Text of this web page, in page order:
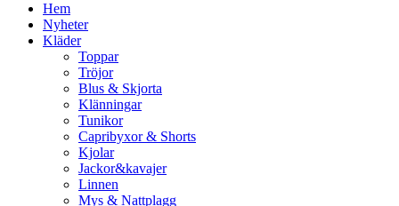
Hem
Nyheter
Kläder
Toppar
Tröjor
Blus & Skjorta
Klänningar
Tunikor
Capribyxor & Shorts
Kjolar
Jackor&kavajer
Linnen
Mys & Nattplagg